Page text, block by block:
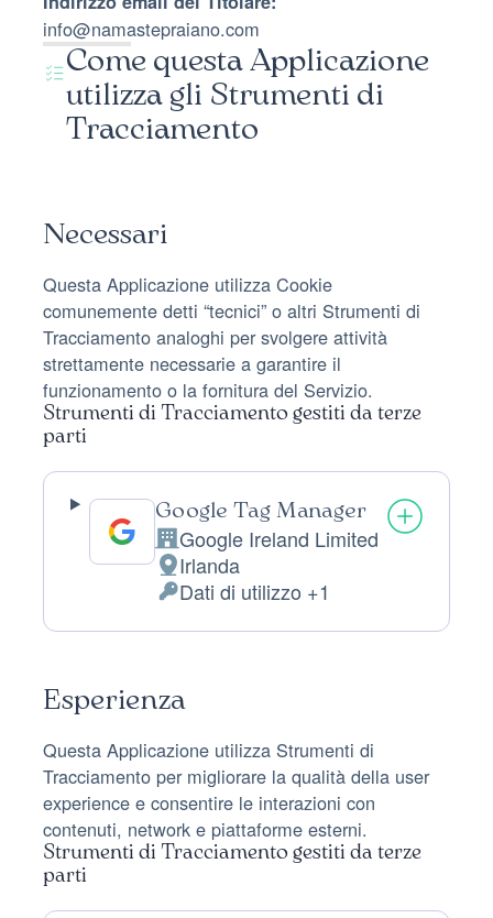
info@namastepraiano.com
Come questa Applicazione
utilizza gli Strumenti di
Tracciamento
Necessari
Questa Applicazione utilizza Cookie
comunemente detti “tecnici” o altri Strumenti di
Tracciamento analoghi per svolgere attività
strettamente necessarie a garantire il
funzionamento o la fornitura del Servizio.
Strumenti di Tracciamento gestiti da terze
parti
Google Tag Manager
Azienda:
Google Ireland Limited
Luogo
del
trattamento:
Irlanda
Dati
Personali
Dati di utilizzo +1
Esperienza
Questa Applicazione utilizza Strumenti di
Tracciamento per migliorare la qualità della user
experience e consentire le interazioni con
contenuti, network e piattaforme esterni.
Strumenti di Tracciamento gestiti da terze
parti